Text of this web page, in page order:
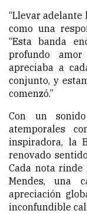
“Llevar adelante
como una
“Esta banda
profundo
apreciaba a
conjunto, y
comenzó.”
Con un
atemporales
inspiradora, la
renovado
Cada nota
Mendes, una
apreciación
inconfundible